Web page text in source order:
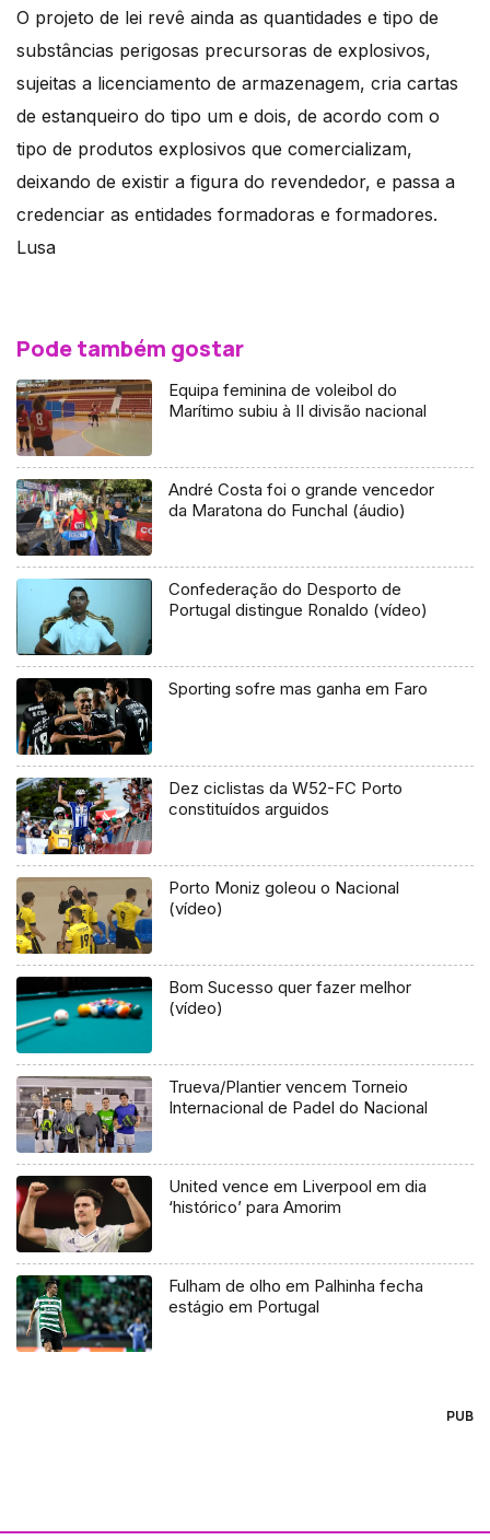
O projeto de lei revê ainda as quantidades e tipo de
substâncias perigosas precursoras de explosivos,
sujeitas a licenciamento de armazenagem, cria cartas
de estanqueiro do tipo um e dois, de acordo com o
tipo de produtos explosivos que comercializam,
deixando de existir a figura do revendedor, e passa a
credenciar as entidades formadoras e formadores.
Lusa
Pode também gostar
Equipa feminina de voleibol do
Marítimo subiu à II divisão nacional
André Costa foi o grande vencedor
da Maratona do Funchal (áudio)
Confederação do Desporto de
Portugal distingue Ronaldo (vídeo)
Sporting sofre mas ganha em Faro
Dez ciclistas da W52-FC Porto
constituídos arguidos
Porto Moniz goleou o Nacional
(vídeo)
Bom Sucesso quer fazer melhor
(vídeo)
Trueva/Plantier vencem Torneio
Internacional de Padel do Nacional
United vence em Liverpool em dia
‘histórico’ para Amorim
Fulham de olho em Palhinha fecha
estágio em Portugal
PUB